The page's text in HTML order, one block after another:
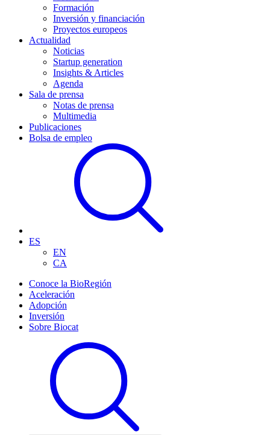
Formación
Inversión y financiación
Proyectos europeos
Actualidad
Noticias
Startup generation
Insights & Articles
Agenda
Sala de prensa
Notas de prensa
Multimedia
Publicaciones
Bolsa de empleo
ES
EN
CA
Conoce la BioRegión
Aceleración
Adopción
Inversión
Sobre Biocat